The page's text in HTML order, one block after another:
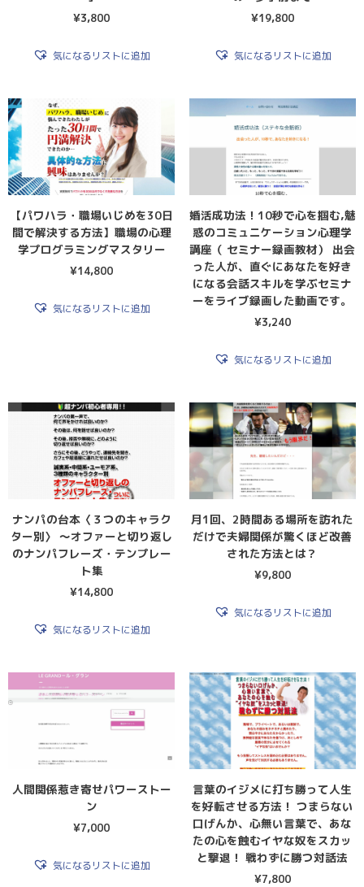
¥3,800
気になるリストに追加
¥19,800
気になるリストに追加
【パワハラ・職場いじめを30日
間で解決する方法】職場の心理
学プログラミングマスタリー
¥14,800
気になるリストに追加
婚活成功法！10秒で心を掴む,魅
惑のコミュニケーション心理学
講座（ セミナー録画教材） 出会
った人が、直ぐにあなたを好き
になる会話スキルを学ぶセミナ
ーをライブ録画した動画です。
¥3,240
気になるリストに追加
ナンパの台本〈３つのキャラク
ター別〉 〜オファーと切り返し
のナンパフレーズ・テンプレー
ト集
¥14,800
気になるリストに追加
月1回、2時間ある場所を訪れた
だけで夫婦関係が驚くほど改善
された方法とは？
¥9,800
気になるリストに追加
人間関係惹き寄せパワーストー
ン
¥7,000
気になるリストに追加
言葉のイジメに打ち勝って人生
を好転させる方法！ つまらない
口げんか、心無い言葉で、あな
たの心を蝕むイヤな奴をスカッ
と撃退！ 戦わずに勝つ対話法
¥7,800